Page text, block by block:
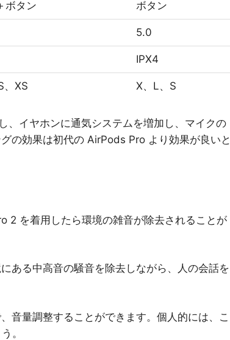
ボタン ボタン
5.0
IPX4
、XS X、L、S
イヤホンに通気システムを増加し、マイクの
の効果は初代の AirPods Pro より効果が良いと
2 を着用したら環境の雑音が除去されることが
ある中高音の騒音を除去しながら、人の会話を
音量調整することができます。個人的には、こ
。